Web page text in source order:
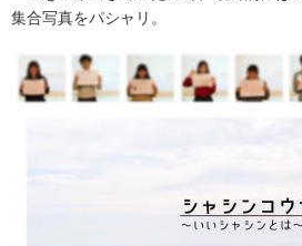
集合写真をパシャリ。